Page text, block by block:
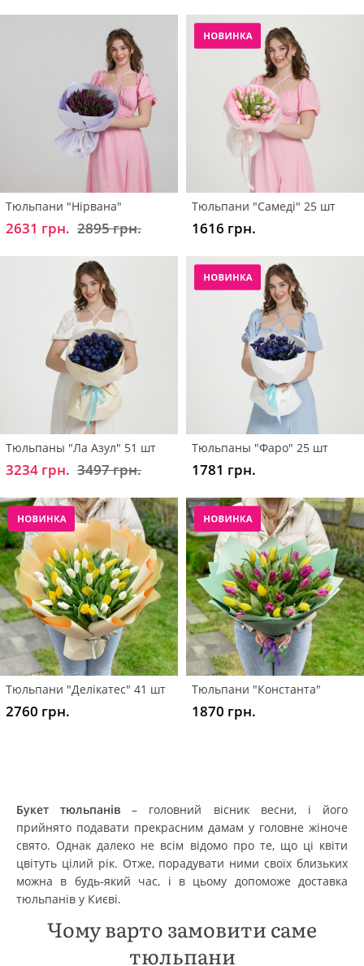
Тюльпани "Нірвана"
2631 грн. 2895 грн.
Тюльпани "Самеді" 25 шт
1616 грн.
Тюльпаны "Ла Азул" 51 шт
3234 грн. 3497 грн.
Тюльпаны "Фаро" 25 шт
1781 грн.
Тюльпани "Делікатес" 41 шт
2760 грн.
Тюльпани "Константа"
1870 грн.
Букет тюльпанів – головний вісник весни, і його
прийнято подавати прекрасним дамам у головне жіноче
свято. Однак далеко не всім відомо про те, що ці квіти
цвітуть цілий рік. Отже, порадувати ними своїх близьких
можна в будь-який час, і в цьому допоможе доставка
тюльпанів у Києві.
Чому варто замовити саме
тюльпани